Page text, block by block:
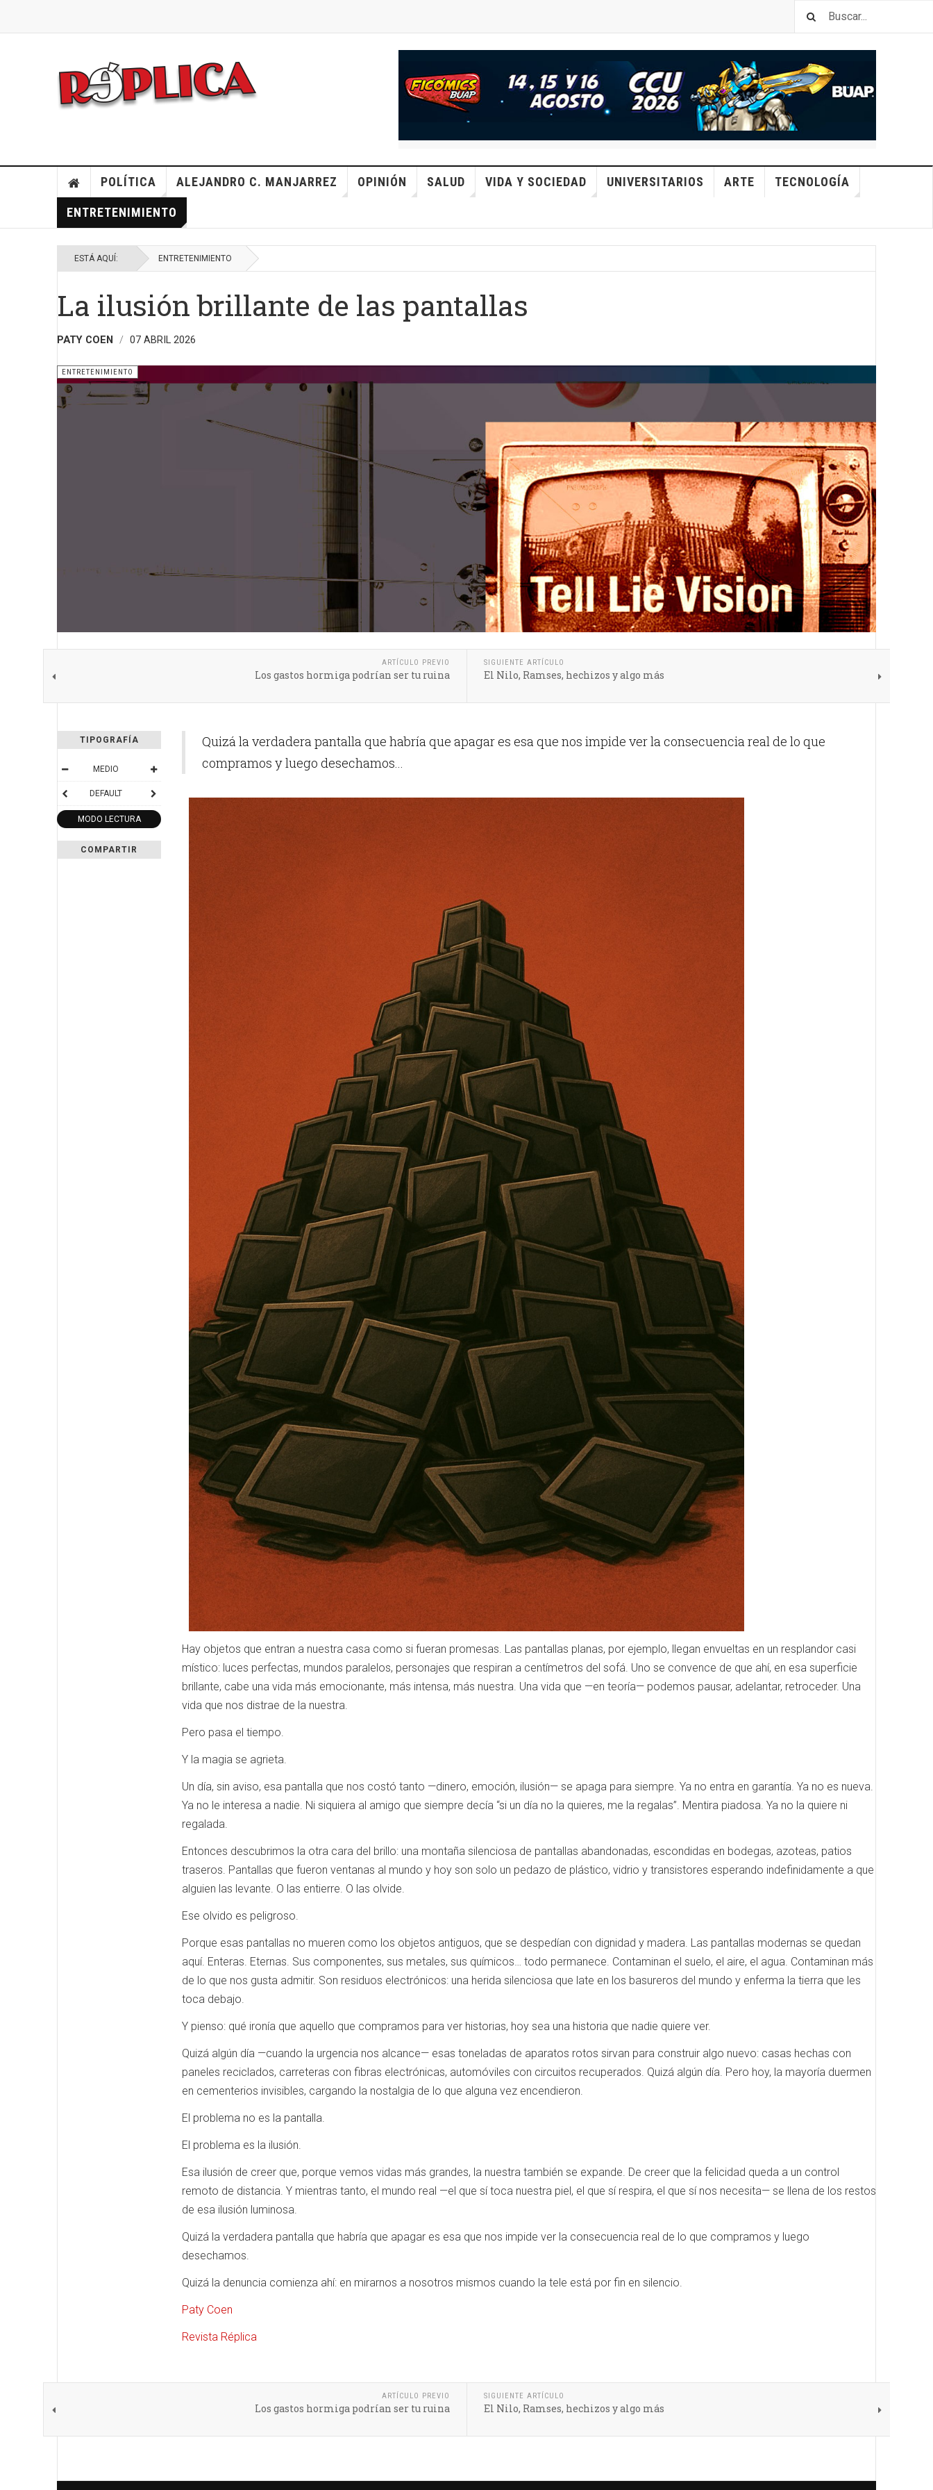
POLÍTICA ALEJANDRO C. MANJARREZ OPINIÓN SALUD VIDA Y SOCIEDAD UNIVERSITARIOS ARTE TECNOLOGÍA
ENTRETENIMIENTO
ESTÁ AQUÍ: ENTRETENIMIENTO
La ilusión brillante de las pantallas
PATY COEN 07 ABRIL 2026
ENTRETENIMIENTO
ARTÍCULO PREVIO
Los gastos hormiga podrían ser tu ruina
SIGUIENTE ARTÍCULO
El Nilo, Ramses, hechizos y algo más
TIPOGRAFÍA
MEDIO
DEFAULT
MODO LECTURA
COMPARTIR
Quizá la verdadera pantalla que habría que apagar es esa que nos impide ver la consecuencia real de lo que
compramos y luego desechamos...
Hay objetos que entran a nuestra casa como si fueran promesas. Las pantallas planas, por ejemplo, llegan envueltas en un resplandor casi
místico: luces perfectas, mundos paralelos, personajes que respiran a centímetros del sofá. Uno se convence de que ahí, en esa superficie
brillante, cabe una vida más emocionante, más intensa, más nuestra. Una vida que —en teoría— podemos pausar, adelantar, retroceder. Una
vida que nos distrae de la nuestra.
Pero pasa el tiempo.
Y la magia se agrieta.
Un día, sin aviso, esa pantalla que nos costó tanto —dinero, emoción, ilusión— se apaga para siempre. Ya no entra en garantía. Ya no es nueva.
Ya no le interesa a nadie. Ni siquiera al amigo que siempre decía “si un día no la quieres, me la regalas”. Mentira piadosa. Ya no la quiere ni
regalada.
Entonces descubrimos la otra cara del brillo: una montaña silenciosa de pantallas abandonadas, escondidas en bodegas, azoteas, patios
traseros. Pantallas que fueron ventanas al mundo y hoy son solo un pedazo de plástico, vidrio y transistores esperando indefinidamente a que
alguien las levante. O las entierre. O las olvide.
Ese olvido es peligroso.
Porque esas pantallas no mueren como los objetos antiguos, que se despedían con dignidad y madera. Las pantallas modernas se quedan
aquí. Enteras. Eternas. Sus componentes, sus metales, sus químicos… todo permanece. Contaminan el suelo, el aire, el agua. Contaminan más
de lo que nos gusta admitir. Son residuos electrónicos: una herida silenciosa que late en los basureros del mundo y enferma la tierra que les
toca debajo.
Y pienso: qué ironía que aquello que compramos para ver historias, hoy sea una historia que nadie quiere ver.
Quizá algún día —cuando la urgencia nos alcance— esas toneladas de aparatos rotos sirvan para construir algo nuevo: casas hechas con
paneles reciclados, carreteras con fibras electrónicas, automóviles con circuitos recuperados. Quizá algún día. Pero hoy, la mayoría duermen
en cementerios invisibles, cargando la nostalgia de lo que alguna vez encendieron.
El problema no es la pantalla.
El problema es la ilusión.
Esa ilusión de creer que, porque vemos vidas más grandes, la nuestra también se expande. De creer que la felicidad queda a un control
remoto de distancia. Y mientras tanto, el mundo real —el que sí toca nuestra piel, el que sí respira, el que sí nos necesita— se llena de los restos
de esa ilusión luminosa.
Quizá la verdadera pantalla que habría que apagar es esa que nos impide ver la consecuencia real de lo que compramos y luego
desechamos.
Quizá la denuncia comienza ahí: en mirarnos a nosotros mismos cuando la tele está por fin en silencio.
Paty Coen
Revista Réplica
ARTÍCULO PREVIO
Los gastos hormiga podrían ser tu ruina
SIGUIENTE ARTÍCULO
El Nilo, Ramses, hechizos y algo más